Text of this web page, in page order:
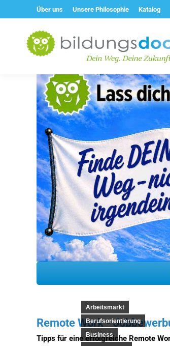
Über uns Unsere Philosophie Katalog
Arbeitsmarkt
Berufsorientierung
Business
Remote Work -
Tipps für eine erfolgreiche Remote